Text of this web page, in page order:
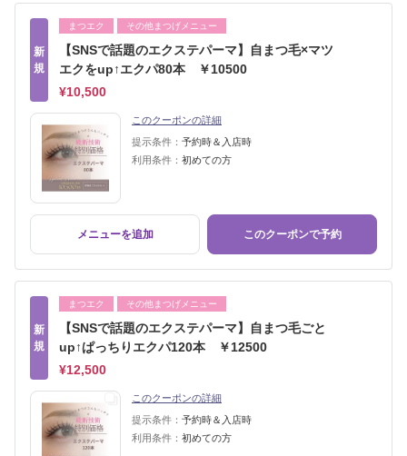
新
規
まつエク その他まつげメニュー
【SNSで話題のエクステパーマ】自まつ毛×マツ
エクをup↑エクパ80本 ￥10500
¥10,500
このクーポンの詳細
提示条件： 予約時＆入店時
利用条件： 初めての方
メニューを追加 このクーポンで予約
新
規
まつエク その他まつげメニュー
【SNSで話題のエクステパーマ】自まつ毛ごと
up↑ぱっちりエクパ120本 ￥12500
¥12,500
このクーポンの詳細
提示条件： 予約時＆入店時
利用条件： 初めての方